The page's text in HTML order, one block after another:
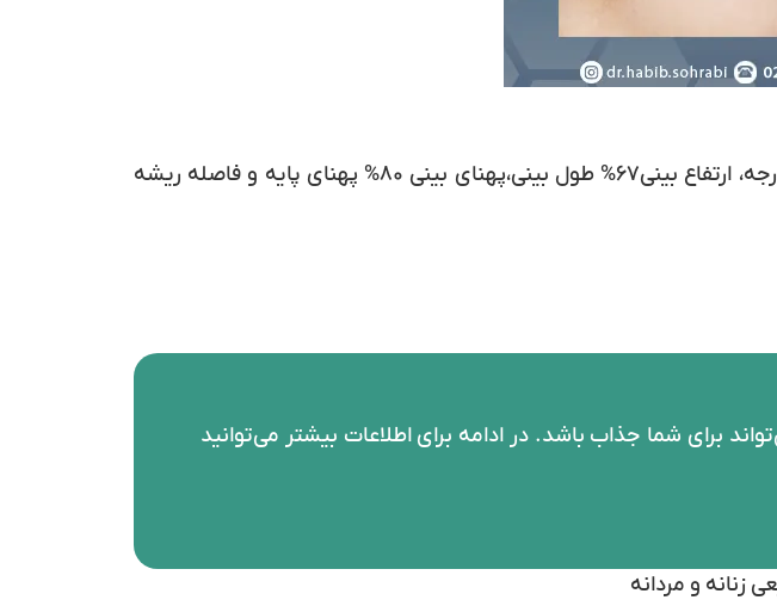
از نظر معیارهای زیبایی‌شناسی زاویه مناسب بین لب و بینی زنان بین ۹۵ تا ۱۰۰درجه، ارتفاع بینی۶۷% طول بینی،پهنای بینی ۸۰% پهنای پایه و فاصله ریشه
برای شما جذاب باشد. در ادامه برای اطلاعات بیشتر می‌توانید